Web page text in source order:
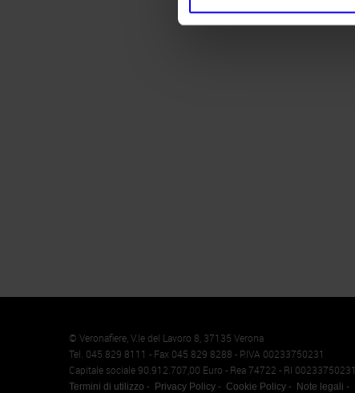
Memento
© Veronafiere, V.le del Lavoro 8, 37135 Verona
Tel. 045 829 8111 - Fax 045 829 8288 - P.IVA 00233750231
Capitale sociale 90.912.707,00 Euro - Rea 74722 - RI 00233750231
Termini di utilizzo Privacy Policy Cookie Policy Note legali